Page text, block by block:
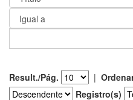
Result./Pág. |
Registro(s)